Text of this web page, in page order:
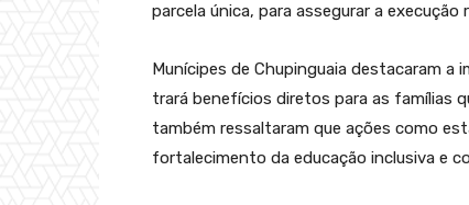
parcela única, para assegurar a
Munícipes de Chupinguaia destacaram a
trará benefícios diretos para as famílias
também ressaltaram que ações como
fortalecimento da educação inclusiva e